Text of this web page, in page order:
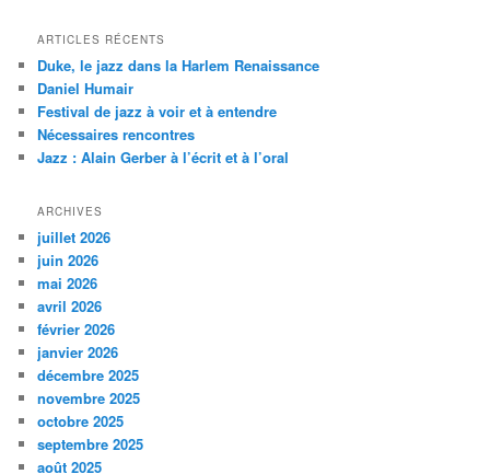
h
r
c
h
e
ARTICLES RÉCENTS
Duke, le jazz dans la Harlem Renaissance
Daniel Humair
Festival de jazz à voir et à entendre
Nécessaires rencontres
Jazz : Alain Gerber à l’écrit et à l’oral
ARCHIVES
juillet 2026
juin 2026
mai 2026
avril 2026
février 2026
janvier 2026
décembre 2025
novembre 2025
octobre 2025
septembre 2025
août 2025